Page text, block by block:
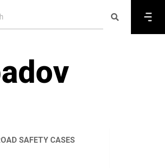
SAFETY CASES